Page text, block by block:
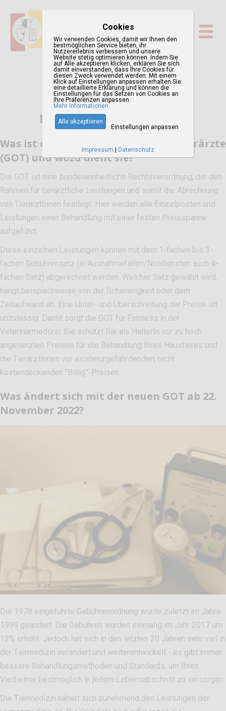
Cookies
Wir verwenden Cookies, damit wir Ihnen den
bestmöglichen Service bieten, ihr
Nutzererlebnis verbessern und unsere
Website stetig optimieren können. Indem Sie
auf Alle akzeptieren klicken, erklären Sie sich
damit einverstanden, dass Ihre Cookies für
diesen Zweck verwendet werden. Mit einem
Klick auf Einstellungen anpassen erhalten Sie
eine detaillierte Erklärung und können die
Einstellungen für das Setzen von Cookies an
Ihre Präferenzen anpassen.
Mehr Informationen
Alle akzeptieren
Einstellungen anpassen
Impressum Datenschutz
Neue Gebührenordnung
Was ist die Gebührenordnung für Tierärzte
(GOT) und wozu dient sie?
Die GOT ist eine bundeseinheitliche Rechtsverordnung, die den
Rahmen für tierärztliche Leistungen und somit die Abrechnung
von TierärztInnen festlegt. Hier werden alle Einzelposten und
Leistungen einer Behandlung mit einer festen Preisspanne
aufgeführt.
Diese einzelnen Leistungen können mit dem 1-fachen bis 3-
fachen Gebührensatz (in Ausnahmefällen/Notdiensten auch 4-
fachen Satz) abgerechnet werden. Welcher Satz gewählt wird,
hängt beispielsweise von der Schwierigkeit oder dem
Zeitaufwand ab. Eine Unter- und Überschreitung der Preise ist
unzulässig. Damit sorgt die GOT für Fairness in der
Veterinärmedizin: Sie schützt Sie als HalterIn vor zu hoch
angesetzten Preisen für die Behandlung Ihres Haustieres und
die TierärztInnen vor existenzgefährdenden, nicht
kostendeckenden “Billig”-Preisen.
Was ändert sich mit der neuen GOT ab 22.
November 2022?
Die 1978 eingeführte Gebührenordnung wurde zuletzt im Jahre
1999 geändert. Die Gebühren wurden einmalig im Jahr 2017 um
12% erhöht. Jedoch hat sich in den letzten 20 Jahren sehr viel in
der Tiermedizin verändert und weiterentwickelt - es gibt immer
bessere Behandlungsmethoden und Standards, um Ihren
Vierbeiner bestmöglich in jedem Lebensabschnitt zu versorgen.
Die Tiermedizin nähert sich zunehmend den Leistungen der